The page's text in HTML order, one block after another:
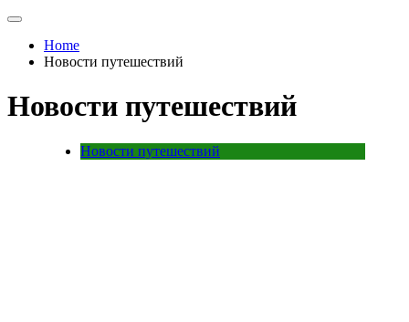
Home
Новости путешествий
Новости путешествий
Новости путешествий